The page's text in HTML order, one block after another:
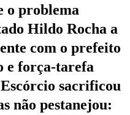
o problema
Hildo Rocha a
com o prefeito
e força-tarefa
sacrificou
não pestanejou: